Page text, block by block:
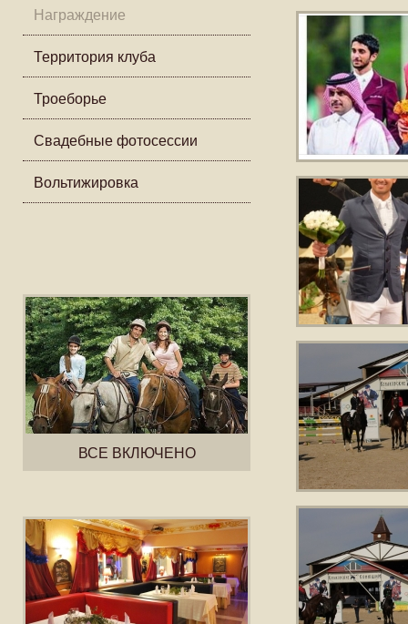
Награждение
Территория клуба
Троеборье
Свадебные фотосессии
Вольтижировка
ВСЕ ВКЛЮЧЕНО